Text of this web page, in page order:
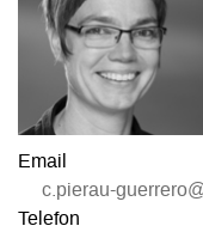
Email
c.pierau-
Telefon